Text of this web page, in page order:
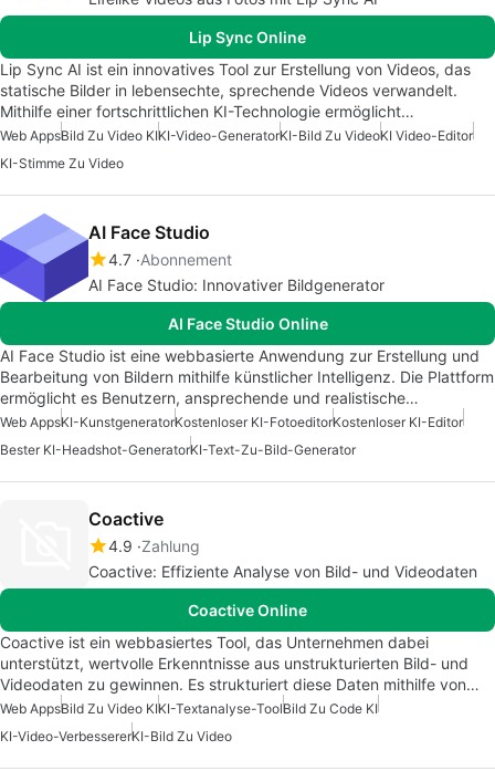
Lip Sync Online
Lip Sync AI ist ein innovatives Tool zur Erstellung von Videos, das
statische Bilder in lebensechte, sprechende Videos verwandelt.
Mithilfe einer fortschrittlichen KI-Technologie ermöglicht…
Web AppsBild Zu Video KIKI-Video-GeneratorKI-Bild Zu VideoKI Video-Editor
KI-Stimme Zu Video
AI Face Studio
4.7 Abonnement
AI Face Studio: Innovativer Bildgenerator
AI Face Studio Online
AI Face Studio ist eine webbasierte Anwendung zur Erstellung und
Bearbeitung von Bildern mithilfe künstlicher Intelligenz. Die Plattform
ermöglicht es Benutzern, ansprechende und realistische…
Web AppsKI-KunstgeneratorKostenloser KI-FotoeditorKostenloser KI-Editor
Bester KI-Headshot-GeneratorKI-Text-Zu-Bild-Generator
Coactive
4.9 Zahlung
Coactive: Effiziente Analyse von Bild- und Videodaten
Coactive Online
Coactive ist ein webbasiertes Tool, das Unternehmen dabei
unterstützt, wertvolle Erkenntnisse aus unstrukturierten Bild- und
Videodaten zu gewinnen. Es strukturiert diese Daten mithilfe von…
Web AppsBild Zu Video KIKI-Textanalyse-ToolBild Zu Code KI
KI-Video-VerbessererKI-Bild Zu Video